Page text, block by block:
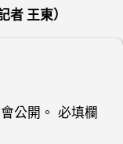
者 王東）
公開。 必填欄